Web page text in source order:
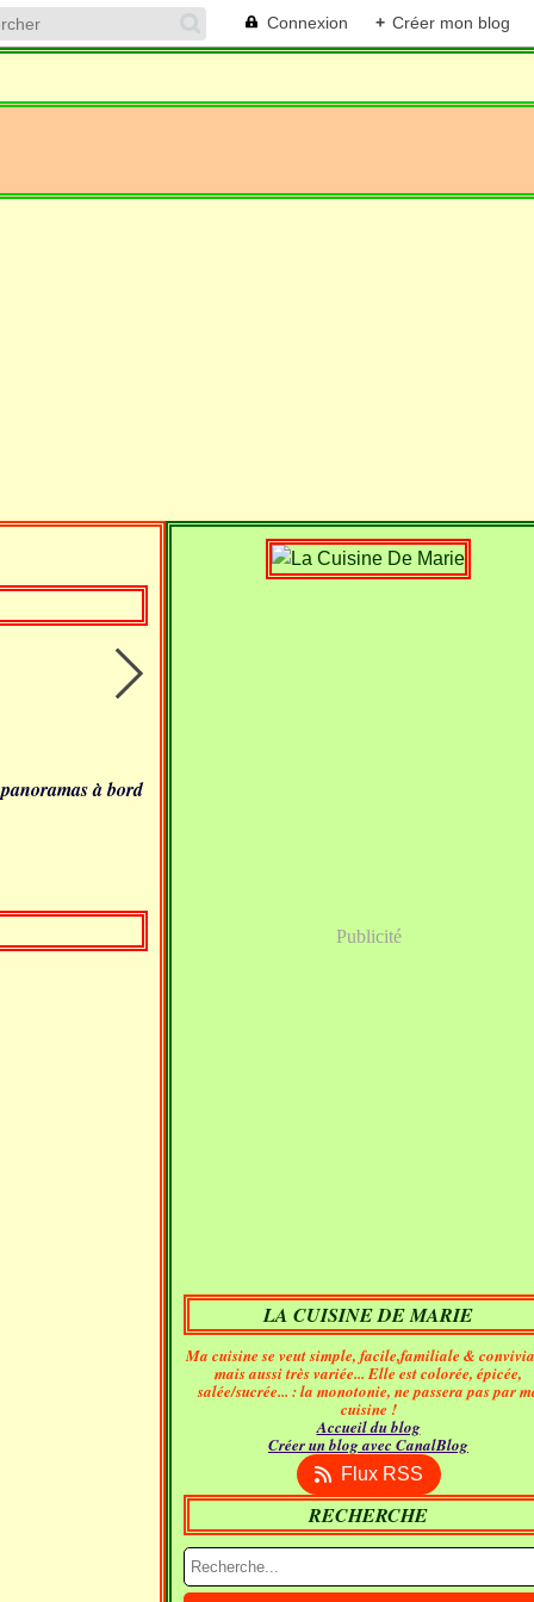
Connexion + Créer mon blog
à bord
Publicité
LA CUISINE DE MARIE
Ma cuisine se veut simple, facile,familiale &
mais aussi très variée... Elle est colorée, épicée,
salée/sucrée... : la monotonie, ne passera pas par
cuisine !
Accueil du blog
Créer un blog avec CanalBlog
Flux RSS
RECHERCHE